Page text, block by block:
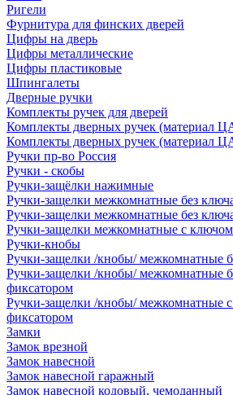
Ригели
Фурнитура для финских дверей
Цифры на дверь
Цифры металлические
Цифры пластиковые
Шпингалеты
Дверные ручки
Комплекты ручек для дверей
Комплекты дверных ручек (материал
Комплекты дверных ручек (материал
Ручки пр-во Россия
Ручки - скобы
Ручки-защёлки нажимные
Ручки-защелки межкомнатные без
Ручки-защелки межкомнатные без
Ручки-защелки межкомнатные с
Ручки-кнобы
Ручки-защелки /кнобы/ межкомнатные
Ручки-защелки /кнобы/ межкомнатные
фиксатором
Ручки-защелки /кнобы/ межкомнатные
фиксатором
Замки
Замок врезной
Замок навесной
Замок навесной гаражный
Замок навесной кодовый, чемоданный